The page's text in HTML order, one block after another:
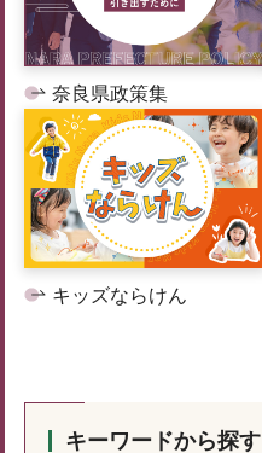
奈良県政策集
キッズならけん
キーワードから探す